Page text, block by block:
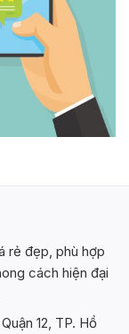
rẻ đẹp, phù hợp
cách hiện đại
12, TP. Hồ